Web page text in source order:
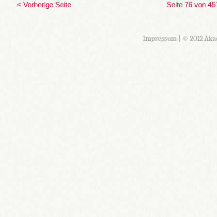
< Vorherige Seite Seite 76 von
Impressum| © 2012